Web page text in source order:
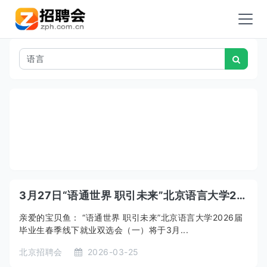
3月27日“语通世界 职引未来”北京语言大学2026届毕业生春季线下就业双选会（一）
亲爱的宝贝鱼： “语通世界 职引未来”北京语言大学2026届
毕业生春季线下就业双选会（一）将于3月...
北京招聘会 2026-03-25